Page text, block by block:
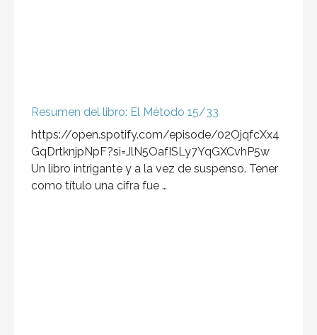
Resumen del libro: El Método 15/33
https://open.spotify.com/episode/02OjqfcXx4
GqDrtknjpNpF?si=JlN5OafISLy7YqGXCvhP5w
Un libro intrigante y a la vez de suspenso. Tener
como título una cifra fue …